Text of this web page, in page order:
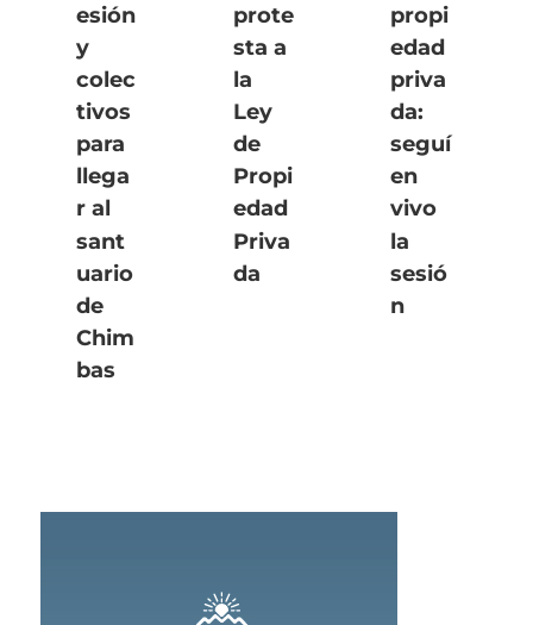
esión
y
colec
tivos
para
llega
r al
sant
uario
de
Chim
bas
prote
sta a
la
Ley
de
Propi
edad
Priva
da
propi
edad
priva
da:
seguí
en
vivo
la
sesió
n